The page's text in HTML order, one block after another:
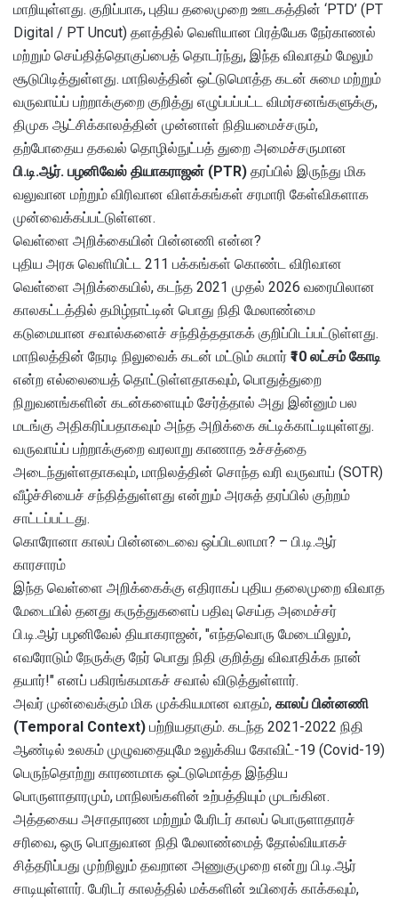
மாறியுள்ளது. குறிப்பாக, புதிய தலைமுறை ஊடகத்தின் ‘PTD’ (PT
Digital / PT Uncut) தளத்தில் வெளியான பிரத்யேக நேர்காணல்
மற்றும் செய்தித்தொகுப்பைத் தொடர்ந்து, இந்த விவாதம் மேலும்
சூடுபிடித்துள்ளது. மாநிலத்தின் ஒட்டுமொத்த கடன் சுமை மற்றும்
வருவாய்ப் பற்றாக்குறை குறித்து எழுப்பப்பட்ட விமர்சனங்களுக்கு,
திமுக ஆட்சிக்காலத்தின் முன்னாள் நிதியமைச்சரும்,
தற்போதைய தகவல் தொழில்நுட்பத் துறை அமைச்சருமான
பி.டி.ஆர். பழனிவேல் தியாகராஜன் (PTR) தரப்பில் இருந்து மிக
வலுவான மற்றும் விரிவான விளக்கங்கள் சரமாரி கேள்விகளாக
முன்வைக்கப்பட்டுள்ளன.
வெள்ளை அறிக்கையின் பின்னணி என்ன?
புதிய அரசு வெளியிட்ட 211 பக்கங்கள் கொண்ட விரிவான
வெள்ளை அறிக்கையில், கடந்த 2021 முதல் 2026 வரையிலான
காலகட்டத்தில் தமிழ்நாட்டின் பொது நிதி மேலாண்மை
கடுமையான சவால்களைச் சந்தித்ததாகக் குறிப்பிடப்பட்டுள்ளது.
மாநிலத்தின் நேரடி நிலுவைக் கடன் மட்டும் சுமார் ₹10 லட்சம் கோடி
என்ற எல்லையைத் தொட்டுள்ளதாகவும், பொதுத்துறை
நிறுவனங்களின் கடன்களையும் சேர்த்தால் அது இன்னும் பல
மடங்கு அதிகரிப்பதாகவும் அந்த அறிக்கை சுட்டிக்காட்டியுள்ளது.
வருவாய்ப் பற்றாக்குறை வரலாறு காணாத உச்சத்தை
அடைந்துள்ளதாகவும், மாநிலத்தின் சொந்த வரி வருவாய் (SOTR)
வீழ்ச்சியைச் சந்தித்துள்ளது என்றும் அரசுத் தரப்பில் குற்றம்
சாட்டப்பட்டது.
கொரோனா காலப் பின்னடைவை ஒப்பிடலாமா? – பி.டி.ஆர்
காரசாரம்
இந்த வெள்ளை அறிக்கைக்கு எதிராகப் புதிய தலைமுறை விவாத
மேடையில் தனது கருத்துகளைப் பதிவு செய்த அமைச்சர்
பி.டி.ஆர் பழனிவேல் தியாகராஜன், "எந்தவொரு மேடையிலும்,
எவரோடும் நேருக்கு நேர் பொது நிதி குறித்து விவாதிக்க நான்
தயார்!" எனப் பகிரங்கமாகச் சவால் விடுத்துள்ளார்.
அவர் முன்வைக்கும் மிக முக்கியமான வாதம், காலப் பின்னணி
(Temporal Context) பற்றியதாகும். கடந்த 2021-2022 நிதி
ஆண்டில் உலகம் முழுவதையுமே உலுக்கிய கோவிட்-19 (Covid-19)
பெருந்தொற்று காரணமாக ஒட்டுமொத்த இந்திய
பொருளாதாரமும், மாநிலங்களின் உற்பத்தியும் முடங்கின.
அத்தகைய அசாதாரண மற்றும் பேரிடர் காலப் பொருளாதாரச்
சரிவை, ஒரு பொதுவான நிதி மேலாண்மைத் தோல்வியாகச்
சித்தரிப்பது முற்றிலும் தவறான அணுகுமுறை என்று பி.டி.ஆர்
சாடியுள்ளார். பேரிடர் காலத்தில் மக்களின் உயிரைக் காக்கவும்,